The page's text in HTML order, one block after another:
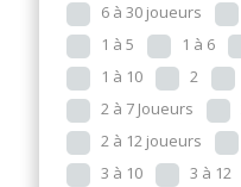
6 à 30 joueurs
1 à 5
1 à 6
1 à 10
2
2 à 7 Joueurs
2 à 12 joueurs
3 à 10
3 à 12